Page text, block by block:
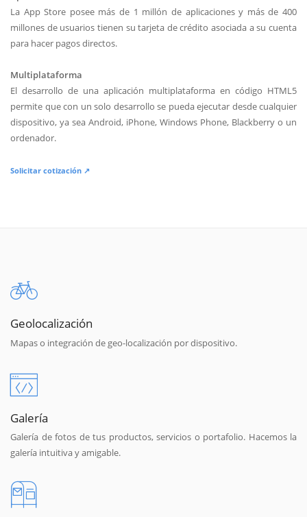
La App Store posee más de 1 millón de aplicaciones y más de 400
millones de usuarios tienen su tarjeta de crédito asociada a su cuenta
para hacer pagos directos.
Multiplataforma
El desarrollo de una aplicación multiplataforma en código HTML5
permite que con un solo desarrollo se pueda ejecutar desde cualquier
dispositivo, ya sea Android, iPhone, Windows Phone, Blackberry o un
ordenador.
Solicitar cotización ↗
Geolocalización
Mapas o integración de geo-localización por dispositivo.
Galería
Galería de fotos de tus productos, servicios o portafolio. Hacemos la
galería intuitiva y amigable.